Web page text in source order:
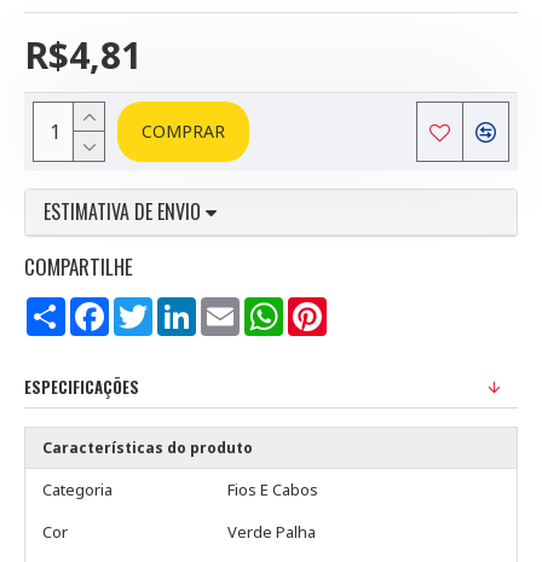
R$4,81
COMPRAR
ESTIMATIVA DE ENVIO
COMPARTILHE
Compartilhar
FacebookTwitterLinkedInEmail WhatsApp
ESPECIFICAÇÕES
Características do produto
Categoria
Fios E Cabos
Cor
Verde Palha